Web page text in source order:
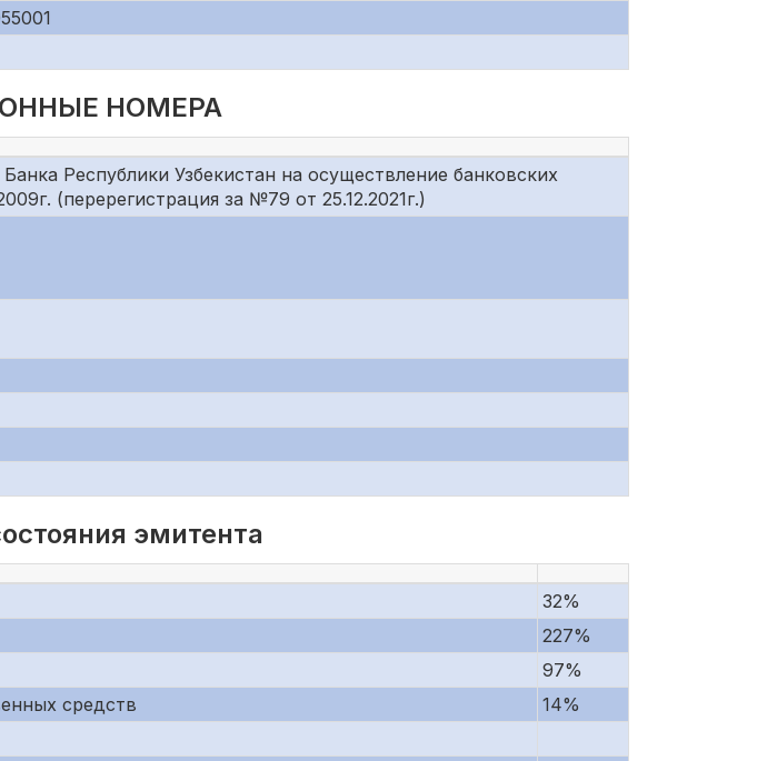
НОМЕРА
Республики Узбекистан на осуществление банковских
(перерегистрация за №79 от 25.12.2021г.)
эмитента
32%
227%
97%
средств
14%